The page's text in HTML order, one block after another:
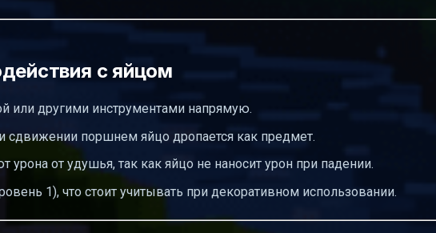
с яйцом
или другими инструментами напрямую.
поршнем яйцо дропается как предмет.
урона от удушья, так как яйцо не наносит урон при падении.
1), что стоит учитывать при декоративном использовании.